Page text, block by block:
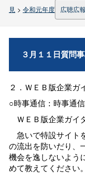
見> 令和元年度 広聴広
３月１１日質問
２． ＷＥＢ 版企業ガ
○時事通信：時事通信
ＷＥＢ 版企業ガイ
急いで特設サイト
の流出を防いだり、
機会を逸しないよう
めて教えてください。